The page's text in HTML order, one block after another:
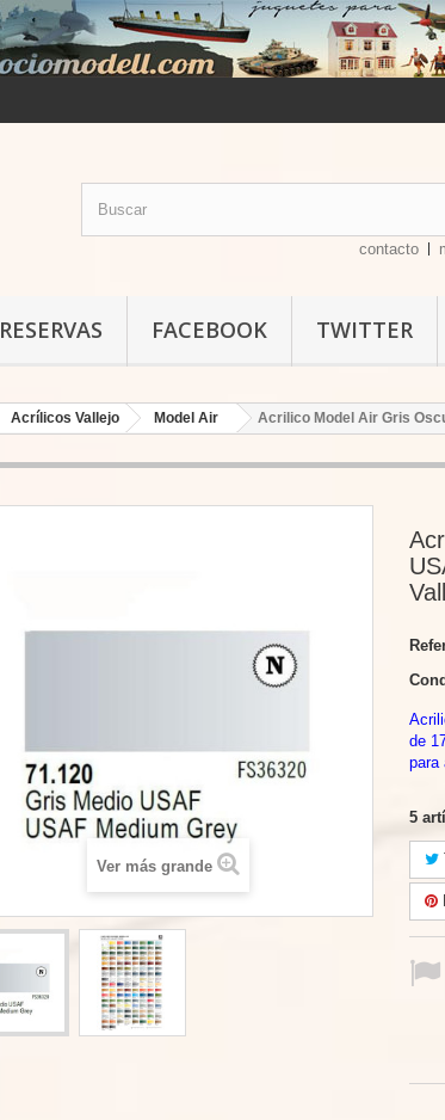
contacto
RESERVAS FACEBOOK TWITTER
Acrílicos Vallejo Model Air Acrilico Model Air Gris
Ver más grande
de
para
5